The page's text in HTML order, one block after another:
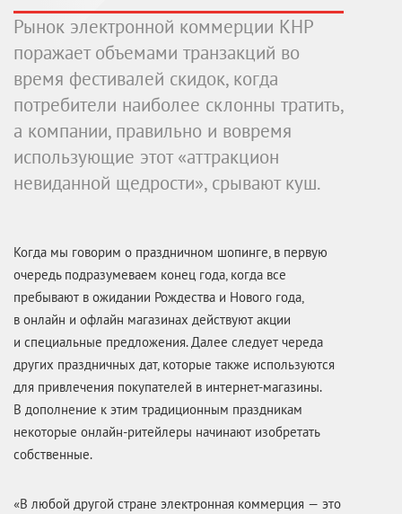
Рынок электронной коммерции КНР
поражает объемами транзакций во
время фестивалей скидок, когда
потребители наиболее склонны тратить,
а компании, правильно и вовремя
использующие этот «аттракцион
невиданной щедрости», срывают куш.
Когда мы говорим о праздничном шопинге, в первую
очередь подразумеваем конец года, когда все
пребывают в ожидании Рождества и Нового года,
в онлайн и офлайн магазинах действуют акции
и специальные предложения. Далее следует череда
других праздничных дат, которые также используются
для привлечения покупателей в интернет-магазины.
В дополнение к этим традиционным праздникам
некоторые онлайн-ритейлеры начинают изобретать
собственные.
«В любой другой стране электронная коммерция — это